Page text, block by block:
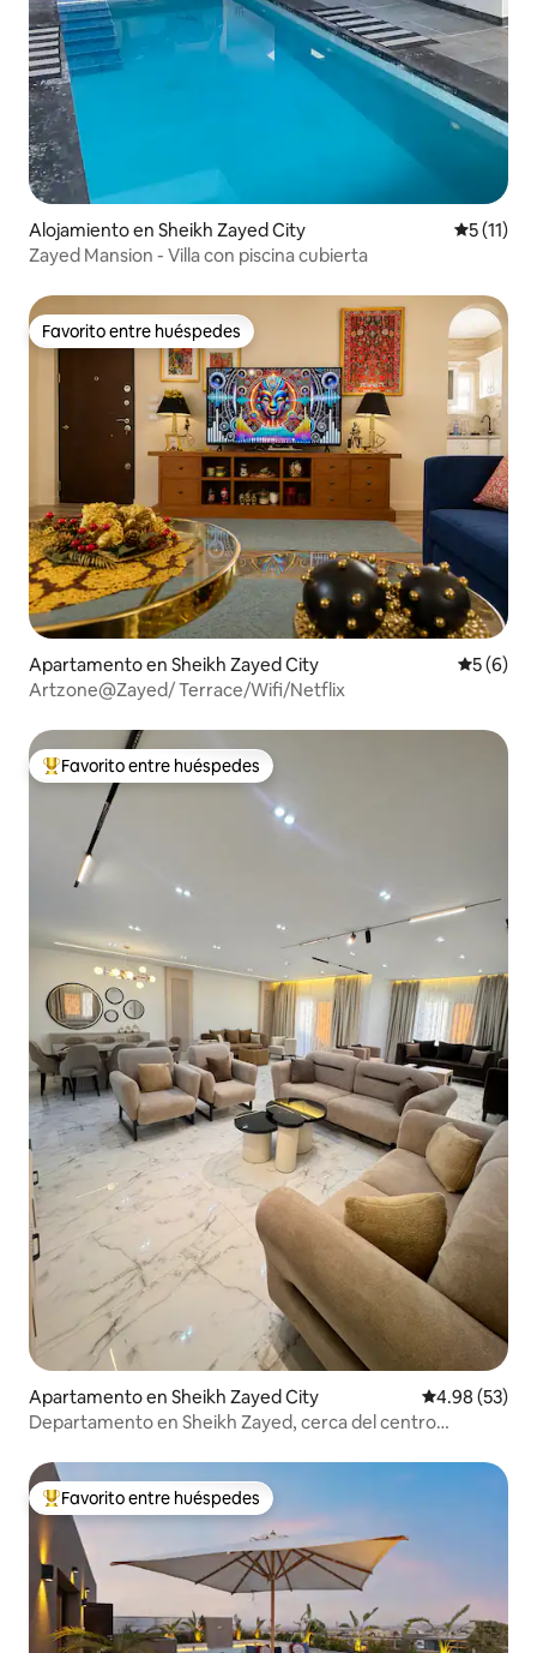
Alojamiento en Sheikh Zayed City
5 (11)
Zayed Mansion - Villa con piscina cubierta
Favorito entre huéspedes
Favorito entre huéspedes
Apartamento en Sheikh Zayed City
5 (6)
Artzone@Zayed/ Terrace/Wifi/Netflix
Favorito entre huéspedes preferido
Favorito entre huéspedes
Apartamento en Sheikh Zayed City Calificación
4.98 (53)
Departamento en Sheikh Zayed, cerca del centro
Favorito entre huéspedes preferido
Favorito entre huéspedes